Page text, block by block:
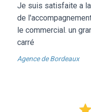
Je suis satisfaite a
de
le commercial. un
carré
Agence de Bordeaux